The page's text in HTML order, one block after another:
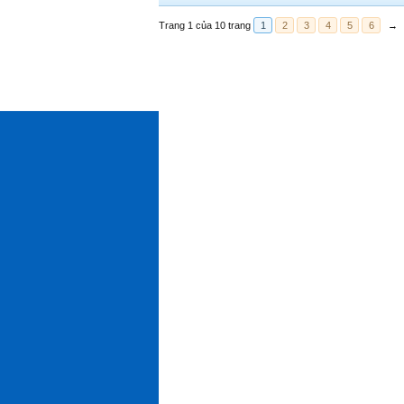
Trang 1 của 10 trang 1 2 3 4 5 6 →